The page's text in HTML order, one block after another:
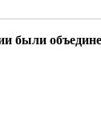
были